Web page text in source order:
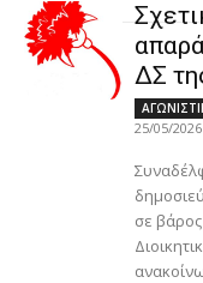
ΔΣ
25/05/2026
σε